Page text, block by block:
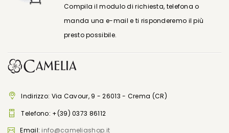
Compila il modulo di richiesta, telefona o
manda una e-mail e ti risponderemo il più
presto possibile.
Indirizzo: Via Cavour, 9 - 26013 - Crema (CR)
Telefono: +(39) 0373 86112
Email: info@cameliashop.it